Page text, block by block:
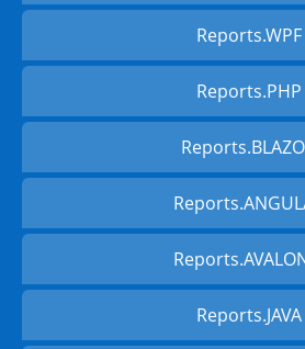
Reports.WPF
Reports.PHP
Reports.JAVA